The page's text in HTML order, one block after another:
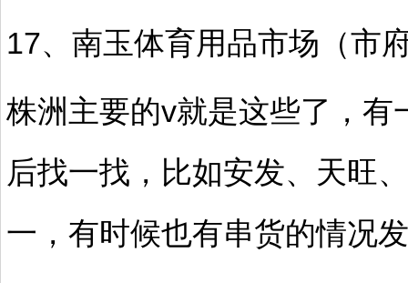
17、南玉体育用品市场（市
株洲主要的v就是这些了，
后找一找，比如安发、天旺
一，有时候也有串货的情况